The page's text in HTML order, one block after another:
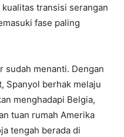
transisi serangan
fase paling
sudah menanti. Dengan
Spanyol berhak melaju
menghadapi Belgia,
tuan rumah Amerika
tengah berada di